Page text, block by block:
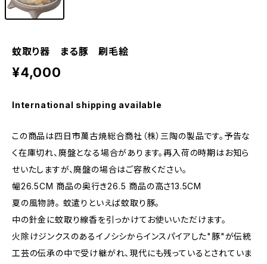
蚊取り器 まる豚 刷毛絵
¥4,000
International shipping available
この商品は四日市萬古焼総合商社（株）三陶の製品です。予告な
く在庫切れ、廃盤となる場合があります。再入荷の時期はお知ら
せいたしますが、廃盤の場合はご容赦ください。
幅26.5CM 商品の奥行き26.5 商品の高さ13.5CM
夏の風物詩。 蚊遣りといえば蚊取り豚。
中の針金に蚊取り線香を引っかけてお使いいただけます。
火除けジンクスのあるイノシシからインスパイアした"豚"が伝統
工芸の伝承の中で受け継がれ、現代にも残っているとされていま